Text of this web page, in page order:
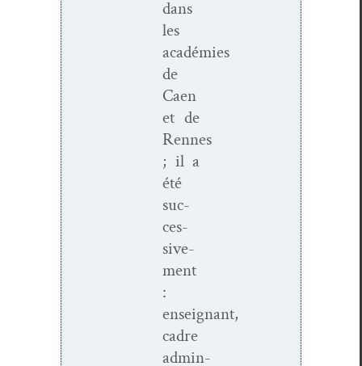
dans
les
académies
de
Caen
et de
Rennes
; il a
été
suc­
ces­
sive­
ment
:
enseignant,
cadre
admin­